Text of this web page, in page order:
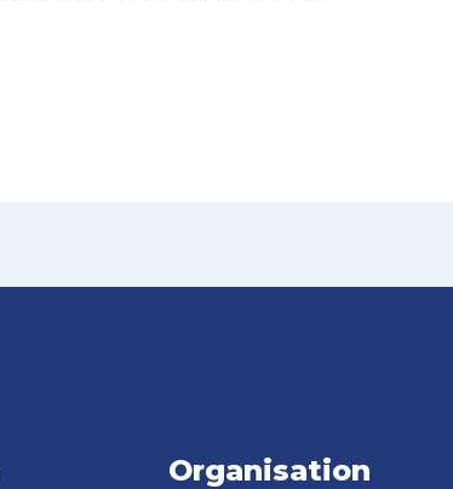
Organisation